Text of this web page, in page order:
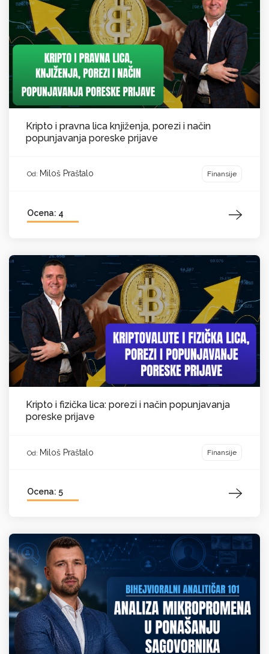
Kripto i pravna lica knjiženja, porezi i način
popunjavanja poreske prijave
Od: Miloš Praštalo Finansije
Ocena: 4
Kripto i fizička lica: porezi i način popunjavanja
poreske prijave
Od: Miloš Praštalo Finansije
Ocena: 5